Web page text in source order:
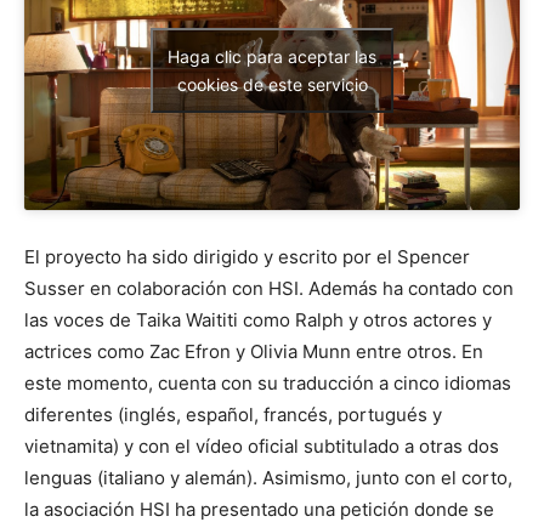
Haga clic para aceptar las
cookies de este servicio
El proyecto ha sido dirigido y escrito por el Spencer
Susser en colaboración con HSI. Además ha contado con
las voces de Taika Waititi como Ralph y otros actores y
actrices como Zac Efron y Olivia Munn entre otros. En
este momento, cuenta con su traducción a cinco idiomas
diferentes (inglés, español, francés, portugués y
vietnamita) y con el vídeo oficial subtitulado a otras dos
lenguas (italiano y alemán). Asimismo, junto con el corto,
la asociación HSI ha presentado una petición donde se